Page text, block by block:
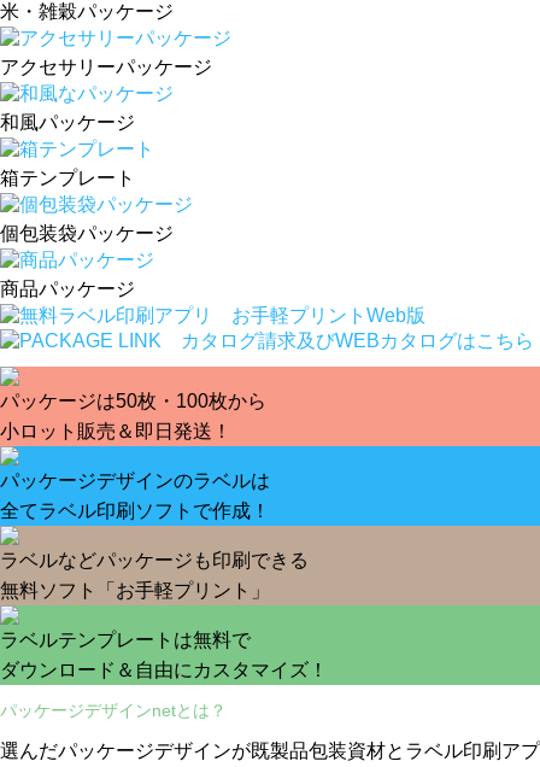
米・雑穀パッケージ
アクセサリーパッケージ
和風パッケージ
箱テンプレート
個包装袋パッケージ
商品パッケージ
パッケージは50枚・100枚から
小ロット販売＆即日発送！
パッケージデザインのラベルは
全てラベル印刷ソフトで作成！
ラベルなどパッケージも印刷できる
無料ソフト「お手軽プリント」
ラベルテンプレートは無料で
ダウンロード＆自由にカスタマイズ！
パッケージデザインnetとは？
選んだパッケージデザインが既製品包装資材とラベル印刷アプ